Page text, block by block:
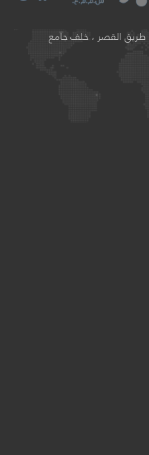
طريق القصر ، خلف جامع